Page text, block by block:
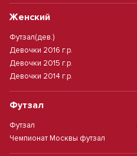
Женский
Футзал(дев.)
Девочки 2016 г.р.
Девочки 2015 г.р.
Девочки 2014 г.р.
Футзал
Футзал
Чемпионат Москвы футзал